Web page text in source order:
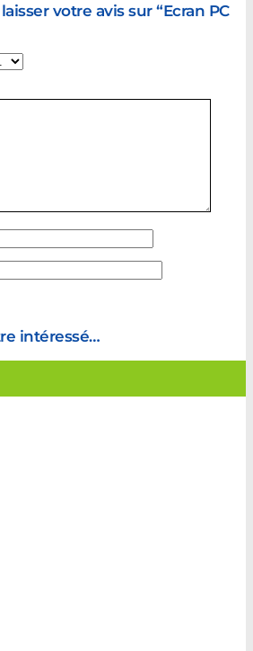
votre avis sur “Ecran PC
intéressé…